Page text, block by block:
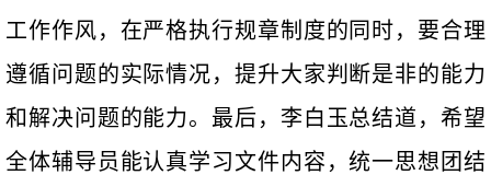
工作作风，在严格执行规章制度的同时，要合理
遵循问题的实际情况，提升大家判断是非的能力
和解决问题的能力。最后，李白玉总结道，希望
全体辅导员能认真学习文件内容，统一思想团结